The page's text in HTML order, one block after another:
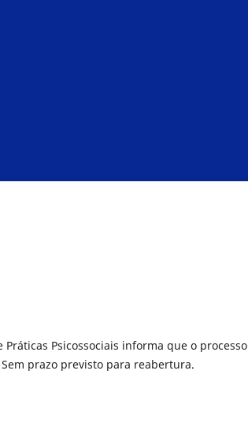
Psicossociais informa que o processo
prazo previsto para reabertura.